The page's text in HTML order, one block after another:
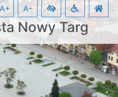
Nowy Targ
A+ A-